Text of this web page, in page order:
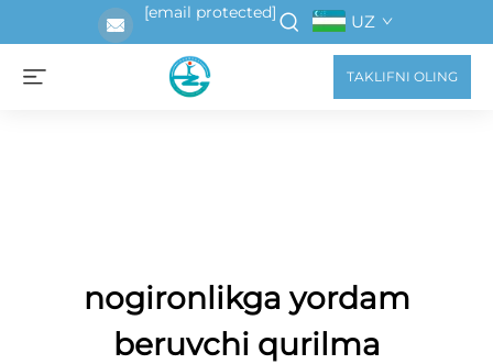
[email protected] UZ
TAKLIFNI OLING
nogironlikga yordam
beruvchi qurilma